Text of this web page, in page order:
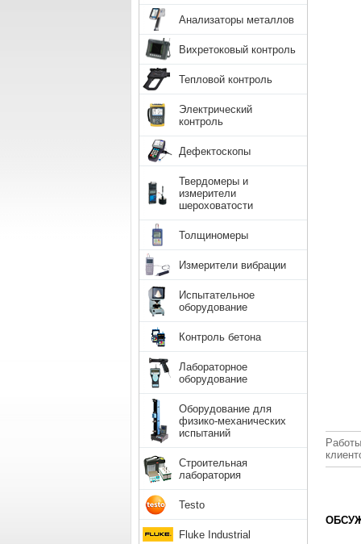
Анализаторы металлов
Вихретоковый контроль
Тепловой контроль
Электрический
контроль
Дефектоскопы
Твердомеры и
измерители
шероховатости
Толщиномеры
Измерители вибрации
Испытательное
оборудование
Контроль бетона
Лабораторное
оборудование
Оборудование для
физико-механических
испытаний
Строительная
лаборатория
Testo
Fluke Industrial